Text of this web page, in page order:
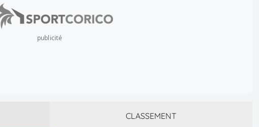
publicité
CLASSEMENT